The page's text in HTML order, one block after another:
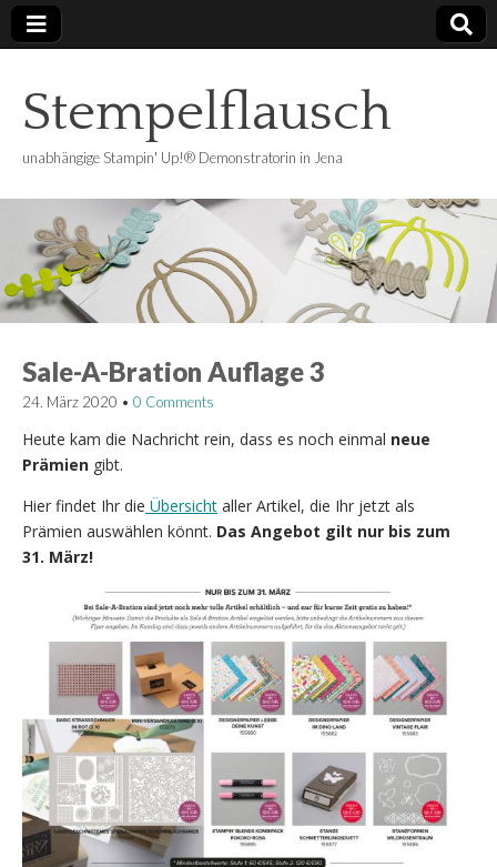
Stempelflausch
unabhängige Stampin' Up!® Demonstratorin in Jena
Sale-A-Bration Auflage 3
24. März 2020 • 0 Comments
Heute kam die Nachricht rein, dass es noch einmal neue
Prämien gibt.
Hier findet Ihr die Übersicht aller Artikel, die Ihr jetzt als
Prämien auswählen könnt. Das Angebot gilt nur bis zum
31. März!